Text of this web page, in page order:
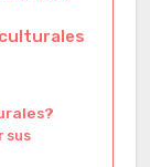
sus